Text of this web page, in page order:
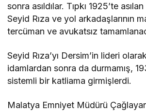
sonra asıldılar. Tıpkı 1925’te
Seyid Rıza ve yol arkadaşlarının
tercüman ve avukatsız
Seyid Rıza’yı Dersim’in lideri
idamlardan sonra da durmamış,
sistemli bir katliama girmişlerdi.
Malatya Emniyet Müdürü